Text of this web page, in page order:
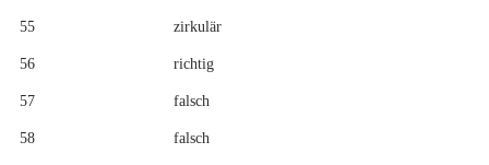
55 zirkulär
56 richtig
57 falsch
58 falsch